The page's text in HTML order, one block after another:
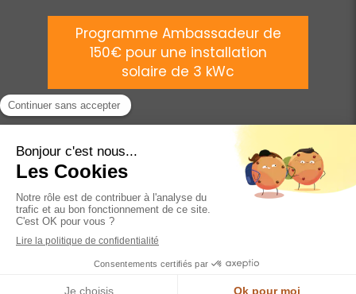
Programme Ambassadeur de
150€ pour une installation
solaire de 3 kWc
©2025 AVENIR ÉNERGIE
Création et référencement du site par Simplébo
Site créé grâce àPOINT.P